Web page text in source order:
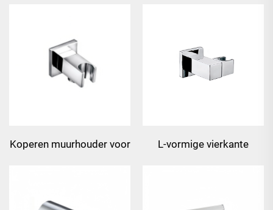
Koperen muurhouder voor
L-vormige vierkante